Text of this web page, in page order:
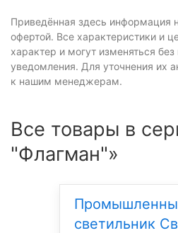
Приведённая здесь информация
офертой. Все характеристики и
характер и могут изменяться
уведомления. Для уточнения их
к нашим менеджерам.
Все товары в
"Флагман"»
светильник